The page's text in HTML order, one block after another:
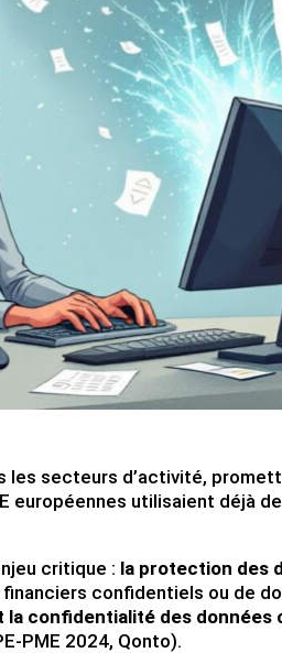
les secteurs d’activité,
européennes utilisaient déjà
critique : la protection des
confidentiels ou de
confidentialité des données
PME 2024, Qonto).